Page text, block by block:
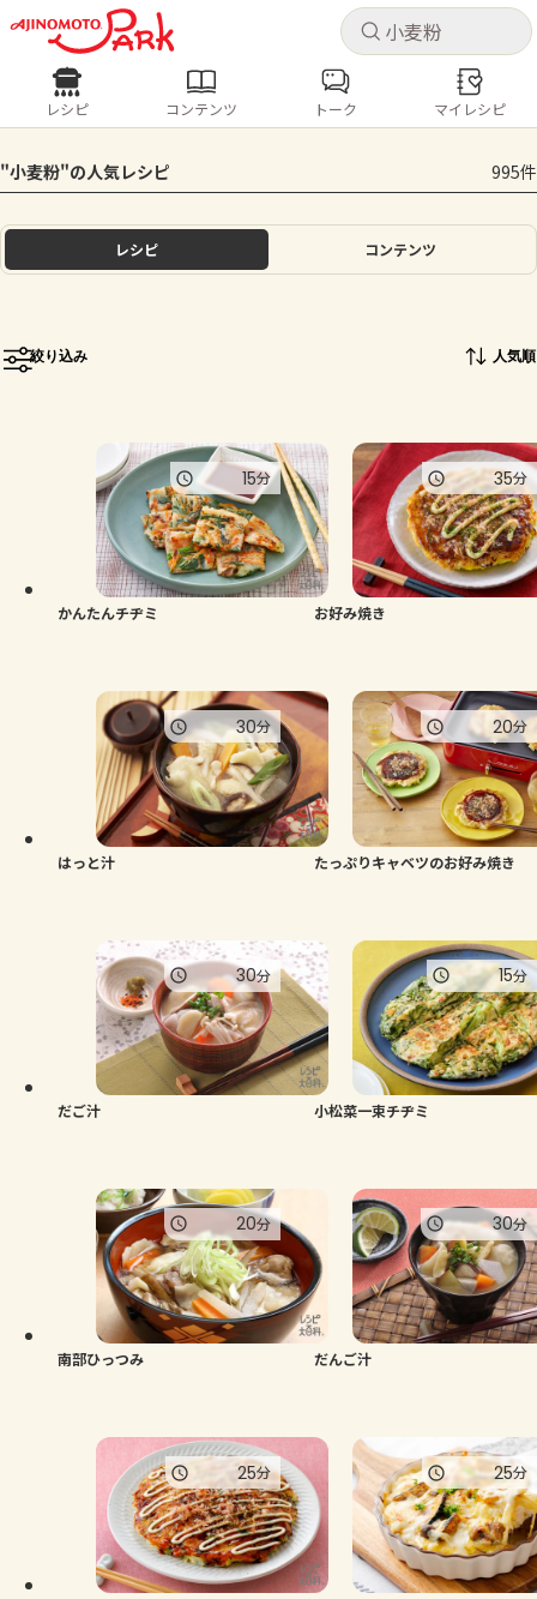
キャ
ログインするとレシピを保存できます
ログイン
ホーム
トーク
よくあるお問い合わせ
お買い物
キャ
レシピ コンテンツ
人気の食材・レシピ
きゅうり なす トマト とうもろこし
ピーマン
レシピ コンテンツ トーク マイレシピ
"小麦粉"の人気レシピ 995件
レシピ コンテンツ
絞り込み 人気順
かんたんチヂミ
15分
お好み焼き
35分
はっと汁
30分
たっぷりキャベツのお好み焼き
20分
だご汁
30分
小松菜一束チヂミ
15分
南部ひっつみ
20分
だんご汁
30分
25分 25分